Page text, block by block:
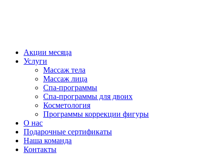
Акции месяца
Услуги
Массаж тела
Массаж лица
Спа-программы
Спа-программы для двоих
Косметология
Программы коррекции фигуры
О нас
Подарочные сертификаты
Наша команда
Контакты